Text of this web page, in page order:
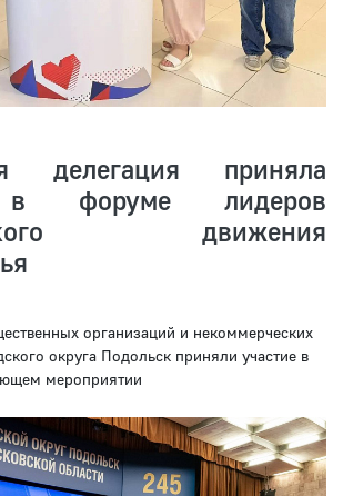
делегация приняла
в форуме лидеров
движения
организаций и некоммерческих
округа Подольск приняли участие в
мероприятии